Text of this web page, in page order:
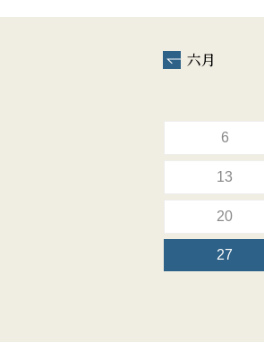
六月
6
13
20
27